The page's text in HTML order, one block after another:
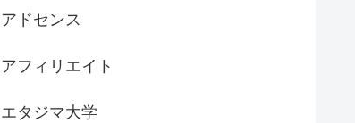
アドセンス
アフィリエイト
エタジマ大学